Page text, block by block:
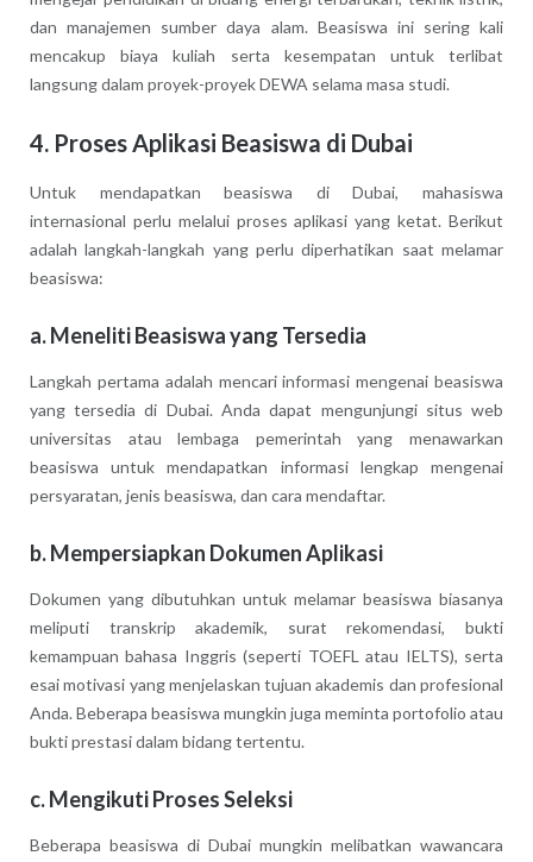
dan manajemen sumber daya alam. Beasiswa ini sering kali
mencakup biaya kuliah serta kesempatan untuk terlibat
langsung dalam proyek-proyek DEWA selama masa studi.
4. Proses Aplikasi Beasiswa di Dubai
Untuk mendapatkan beasiswa di Dubai, mahasiswa
internasional perlu melalui proses aplikasi yang ketat. Berikut
adalah langkah-langkah yang perlu diperhatikan saat melamar
beasiswa:
a.Meneliti Beasiswa yang Tersedia
Langkah pertama adalah mencari informasi mengenai beasiswa
yang tersedia di Dubai. Anda dapat mengunjungi situs web
universitas atau lembaga pemerintah yang menawarkan
beasiswa untuk mendapatkan informasi lengkap mengenai
persyaratan, jenis beasiswa, dan cara mendaftar.
b.Mempersiapkan Dokumen Aplikasi
Dokumen yang dibutuhkan untuk melamar beasiswa biasanya
meliputi transkrip akademik, surat rekomendasi, bukti
kemampuan bahasa Inggris (seperti TOEFL atau IELTS), serta
esai motivasi yang menjelaskan tujuan akademis dan profesional
Anda. Beberapa beasiswa mungkin juga meminta portofolio atau
bukti prestasi dalam bidang tertentu.
c.Mengikuti Proses Seleksi
Beberapa beasiswa di Dubai mungkin melibatkan wawancara